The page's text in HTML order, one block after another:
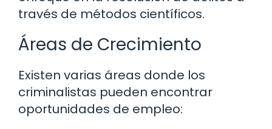
través de métodos científicos.
Áreas de Crecimiento
Existen varias áreas donde los
criminalistas pueden encontrar
oportunidades de empleo: